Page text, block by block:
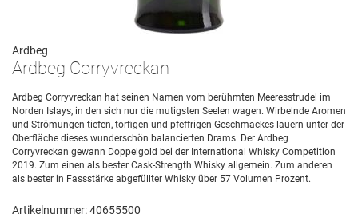
Ardbeg
Ardbeg Corryvreckan
Ardbeg Corryvreckan hat seinen Namen vom berühmten Meeresstrudel im
Norden Islays, in den sich nur die mutigsten Seelen wagen. Wirbelnde Aromen
und Strömungen tiefen, torfigen und pfeffrigen Geschmackes lauern unter der
Oberfläche dieses wunderschön balancierten Drams. Der Ardbeg
Corryvreckan gewann Doppelgold bei der International Whisky Competition
2019. Zum einen als bester Cask-Strength Whisky allgemein. Zum anderen
als bester in Fassstärke abgefüllter Whisky über 57 Volumen Prozent.
Artikelnummer: 40655500